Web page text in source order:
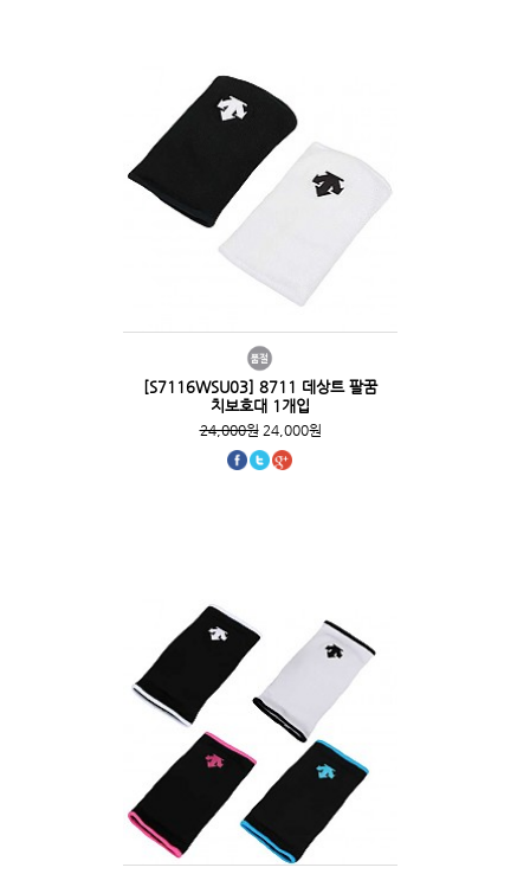
[S7116WSU03] 8711 데상트 팔꿈
치보호대 1개입
24,000원24,000원